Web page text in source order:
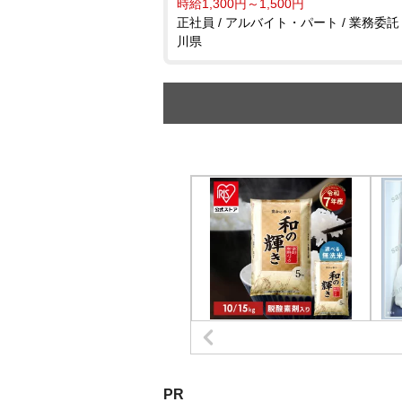
時給1,300円～1,500円
正社員 / アルバイト・パート / 業務委
川県
PR